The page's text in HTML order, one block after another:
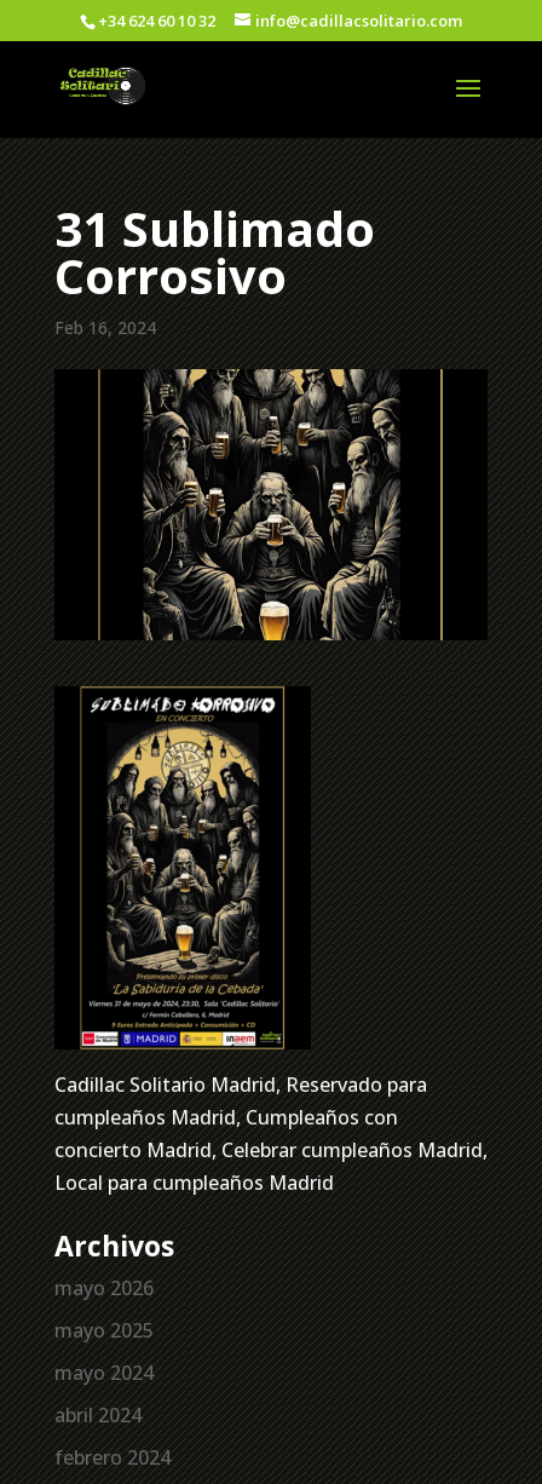
+34 624 60 10 32 info@cadillacsolitario.com
31 Sublimado
Corrosivo
Feb 16, 2024
Cadillac Solitario Madrid, Reservado para
cumpleaños Madrid, Cumpleaños con
concierto Madrid, Celebrar cumpleaños Madrid,
Local para cumpleaños Madrid
Archivos
mayo 2026
mayo 2025
mayo 2024
abril 2024
febrero 2024